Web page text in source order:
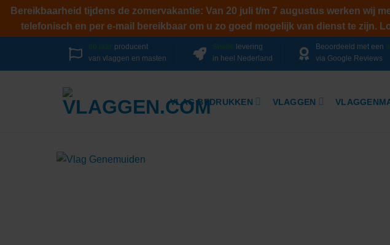
Bereikbaarheid tijdens de zomervakantie: Van 20 juli t/m 7 augustus werken wij
telefonisch en per e-mail bereikbaar om u zo goed mogelijk van dienst te zijn.
60 jaar producent
van vlaggen en masten
Snelle levering
in heel Nederland
Beoordeeld met een
via Google Reviews
VLAG BEDRUKKEN VLAGGEN